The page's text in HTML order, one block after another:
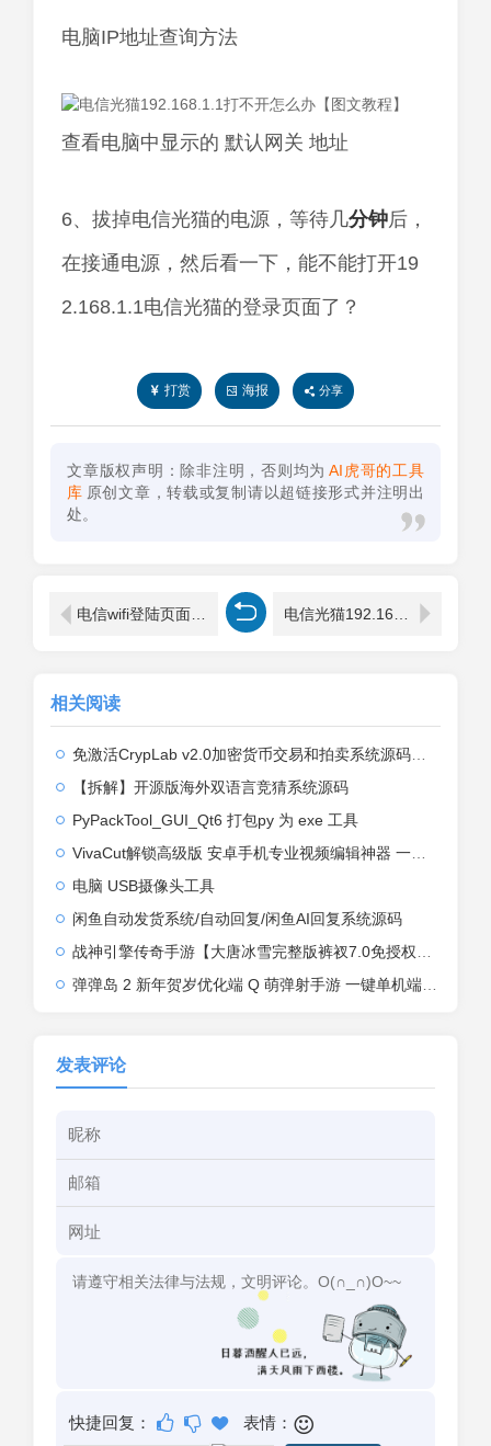
电脑IP地址查询方法
查看电脑中显示的 默认网关 地址
6、拔掉电信光猫的电源，等待几分钟后，
在接通电源，然后看一下，能不能打开19
2.168.1.1电信光猫的登录页面了？
打赏 海报 分享
文章版权声明：除非注明，否则均为 AI虎哥的工具
库 原创文章，转载或复制请以超链接形式并注明出
处。
相关阅读
免激活CrypLab v2.0加密货币交易和拍卖系统源码，前台新增中文后台全部汉化
【拆解】开源版海外双语言竞猜系统源码
PyPackTool_GUI_Qt6 打包py 为 exe 工具
VivaCut解锁高级版 安卓手机专业视频编辑神器 一键式AI加持
电脑 USB摄像头工具
闲鱼自动发货系统/自动回复/闲鱼AI回复系统源码
战神引擎传奇手游【大唐冰雪完整版裤衩7.0免授权】2026整理特色服务端+寒冬之城+万象古城+天威大陆+大唐盛世【站长亲测】
弹弹岛 2 新年贺岁优化端 Q 萌弹射手游 一键单机端 + Linux 手工端 + GM 后台 + 安卓 iOS 双端带教程
发表评论
快捷回复： 表情：